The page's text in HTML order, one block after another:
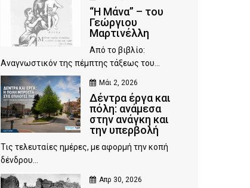
“Η Μάνα” – του
Γεώργιου
Μαρτινέλλη
Από το βιβλίο:
Αναγνωστικόν της πέμπτης τάξεως του...
Μάι 2, 2026
Δέντρα έργα και
πόλη: ανάμεσα
στην ανάγκη και
την υπερβολή
Τις τελευταίες ημέρες, με αφορμή την κοπή
δένδρου...
Απρ 30, 2026